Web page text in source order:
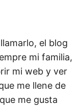
el blog
mi familia,
mi web y ver
me llene de
me gusta